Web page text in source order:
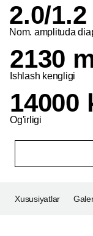
2.0/
Nom. amplituda
2130
Ishlash kengligi
14000
Og'irligi
Xususiyatlar